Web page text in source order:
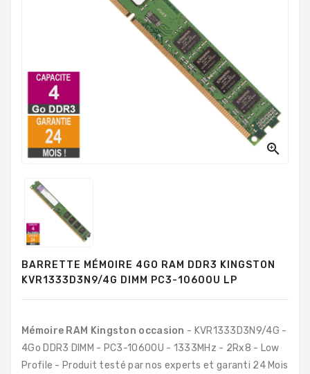
Mesure
Tout-
Mémoires
RAM
Durs
Composants
Composants
PC

BARRETTE MÉMOIRE 4GO RAM DDR3 KINGSTON
KVR1333D3N9/4G DIMM PC3-10600U LP
Mémoire RAM Kingston occasion - KVR1333D3N9/4G -
4Go DDR3 DIMM - PC3-10600U - 1333MHz - 2Rx8 - Low
Profile - Produit testé par nos experts et garanti 24 Mois